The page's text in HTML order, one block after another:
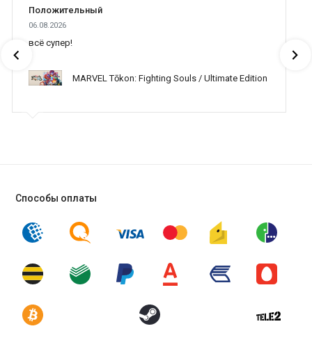
Положительный
06.08.2026
всё супер!
MARVEL Tōkon: Fighting Souls / Ultimate Edition
Способы оплаты